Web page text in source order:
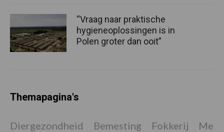
“Vraag naar praktische
hygieneoplossingen is in
Polen groter dan ooit”
Themapagina's
Diergezondheid Bemesting Fokkerij